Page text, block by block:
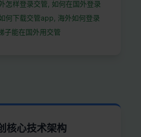
怎样登录交管, 如何在国外登录
何下载交管app, 海外如何登录
子能在国外用交管
核心技术架构